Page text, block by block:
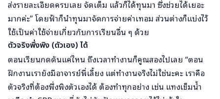
ส่งรายละเอียดครบเลย จัดเต็ม แล้วก็ได้ทุนมา ซึ่งช่วยได้เยอะ
มากค่ะ” โดยฟ้าก็นำทุนมาจัดการจ่ายค่าเทอม ส่วนต่างก็แบ่งไว้
ใช้เป็นค่าใช้จ่ายเกี่ยวกับการเรียนอื่น ๆ ด้วย
ตัวจริงพึ่งพิง (ตัวเอง) ได้
ตอนเรียนกดดันแค่ไหน ถึงเวลาทำงานก็คูณสองไปเลย “ตอน
ฝึกงานเรายังมีอาจารย์พี่เลี้ยง แต่ทำงานจริงไม่ใช่นะคะ เราคือ
ตัวจริงที่ต้องพึ่งพิงตัวเองได้ ต้องทำทุกอย่าง เช่น แทงเข็มน้ำ